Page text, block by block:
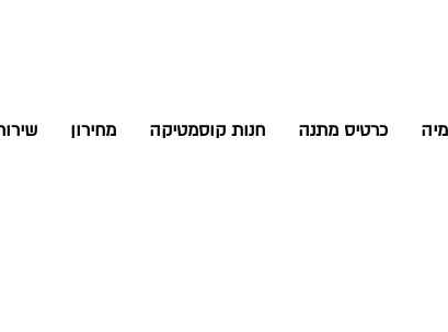
מחירון חנות קוסמטיקה כרטיס מתנה